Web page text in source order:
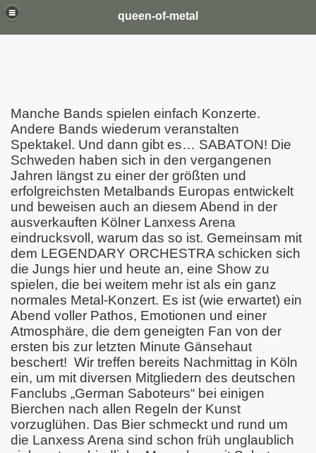
queen-of-metal
Manche Bands spielen einfach Konzerte.
Andere Bands wiederum veranstalten
Spektakel. Und dann gibt es… SABATON! Die
Schweden haben sich in den vergangenen
Jahren längst zu einer der größten und
erfolgreichsten Metalbands Europas entwickelt
und beweisen auch an diesem Abend in der
ausverkauften Kölner Lanxess Arena
eindrucksvoll, warum das so ist. Gemeinsam mit
dem LEGENDARY ORCHESTRA schicken sich
die Jungs hier und heute an, eine Show zu
spielen, die bei weitem mehr ist als ein ganz
normales Metal-Konzert. Es ist (wie erwartet) ein
Abend voller Pathos, Emotionen und einer
Atmosphäre, die dem geneigten Fan von der
ersten bis zur letzten Minute Gänsehaut
beschert! Wir treffen bereits Nachmittag in Köln
ein, um mit diversen Mitgliedern des deutschen
Fanclubs „German Saboteurs“ bei einigen
Bierchen nach allen Regeln der Kunst
vorzuglühen. Das Bier schmeckt und rund um
die Lanxess Arena sind schon früh unglaublich
2025